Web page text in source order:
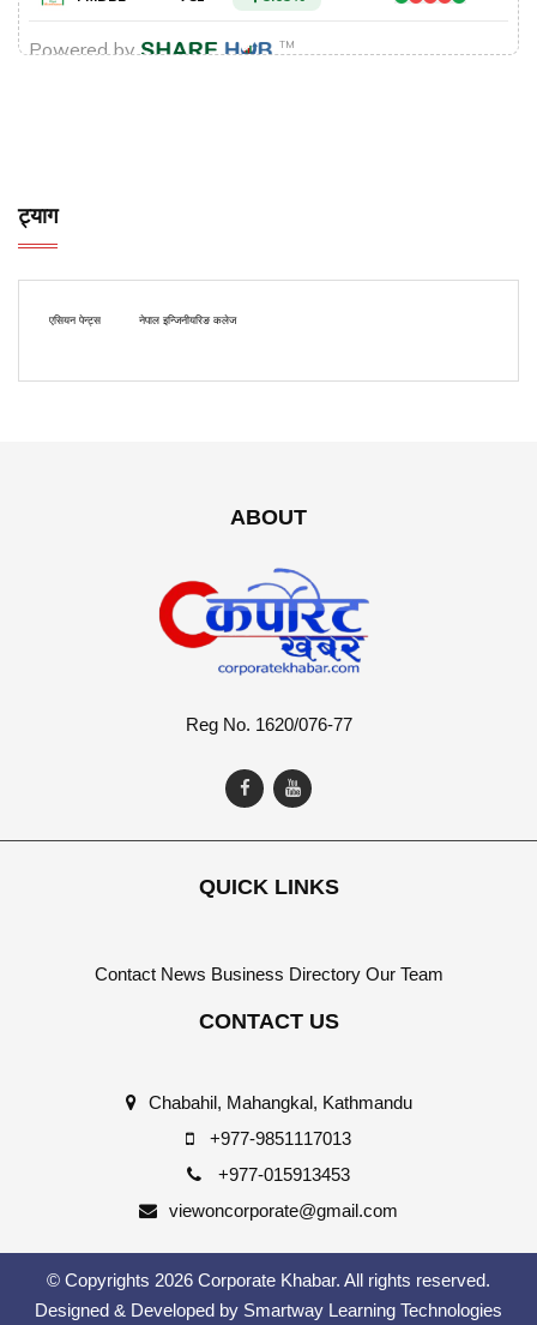
ट्याग
एसियन पेन्ट्स नेपाल इन्जिनीयरिङ कलेज
ABOUT
Reg No. 1620/076-77
QUICK LINKS
Contact News Business Directory Our Team
CONTACT US
Chabahil, Mahangkal, Kathmandu
+977-9851117013
+977-015913453
viewoncorporate@gmail.com
© Copyrights 2026 Corporate Khabar. All rights reserved.
Designed & Developed by Smartway Learning Technologies